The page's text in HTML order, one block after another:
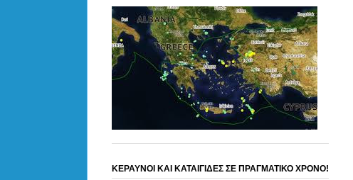
ΚΕΡΑΥΝΟΙ ΚΑΙ ΚΑΤΑΙΓΙΔΕΣ ΣΕ ΠΡΑΓΜΑΤΙΚΟ ΧΡΟΝΟ!